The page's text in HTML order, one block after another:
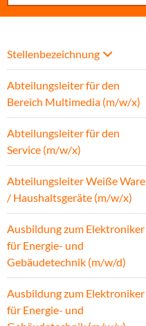
Stellenbezeichnung
Abteilungsleiter für den
Bereich Multimedia (m/w/x)
Abteilungsleiter für den
Service (m/w/x)
Abteilungsleiter Weiße Ware
/ Haushaltsgeräte (m/w/x)
Ausbildung zum Elektroniker
für Energie- und
Gebäudetechnik (m/w/d)
Ausbildung zum Elektroniker
für Energie- und